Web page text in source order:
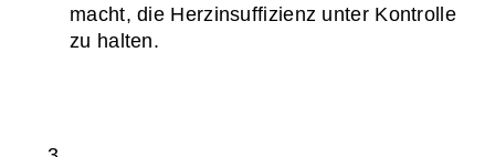
macht, die Herzinsuffizienz unter Kontrolle
zu halten.